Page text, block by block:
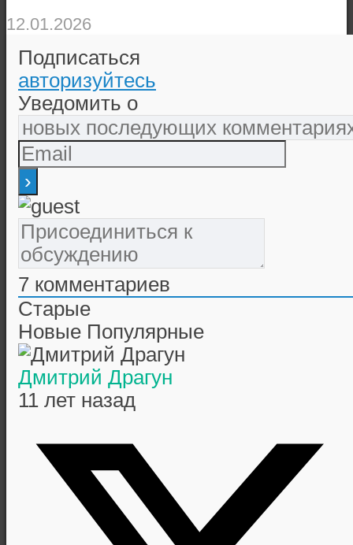
12.01.2026
Подписаться
авторизуйтесь
Уведомить о
7 комментариев
Старые
Новые Популярные
Дмитрий Драгун
11 лет назад